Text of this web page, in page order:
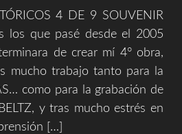
4 DE 9 SOUVENIR
los que pasé desde el 2005
de crear mí 4° obra,
mucho trabajo tanto para la
como para la grabación de
y tras mucho estrés en
[…]